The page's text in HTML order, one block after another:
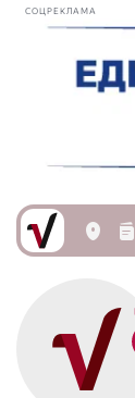
СОЦРЕКЛАМА
L n